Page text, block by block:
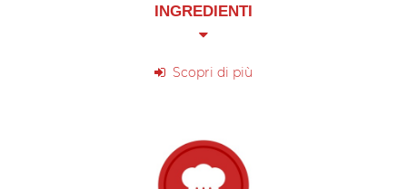
INGREDIENTI
Scopri di più